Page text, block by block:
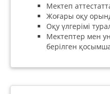
Мектеп
Жоғары оқу
Оқу үлгерімі
Мектептер мен
берілген